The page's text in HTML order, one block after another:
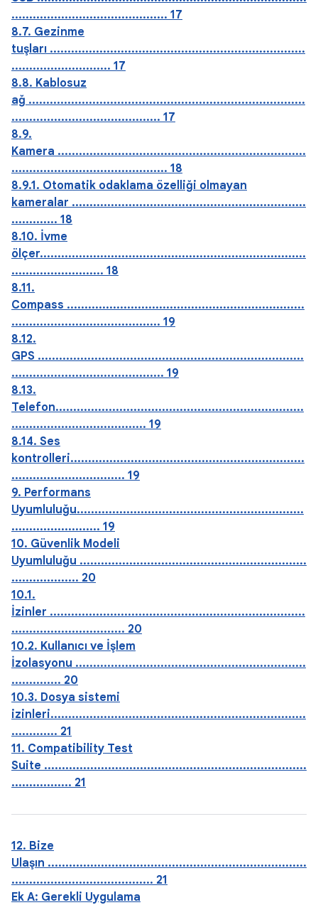
............................................ 17
8.7. Gezinme
tuşları ........................................................................
............................ 17
8.8. Kablosuz
ağ ..............................................................................
.......................................... 17
8.9.
Kamera ......................................................................
............................................ 18
8.9.1. Otomatik odaklama özelliği olmayan
kameralar ..................................................................
............. 18
8.10. İvme
ölçer...........................................................................
.......................... 18
8.11.
Compass ...................................................................
.......................................... 19
8.12.
GPS ...........................................................................
........................................... 19
8.13.
Telefon......................................................................
...................................... 19
8.14. Ses
kontrolleri..................................................................
................................ 19
9. Performans
Uyumluluğu................................................................
......................... 19
10. Güvenlik Modeli
Uyumluluğu ................................................................
................... 20
10.1.
İzinler ........................................................................
................................ 20
10.2. Kullanıcı ve İşlem
İzolasyonu .................................................................
.............. 20
10.3. Dosya sistemi
izinleri........................................................................
............. 21
11. Compatibility Test
Suite ..........................................................................
................. 21
12. Bize
Ulaşın .........................................................................
........................................ 21
Ek A: Gerekli Uygulama